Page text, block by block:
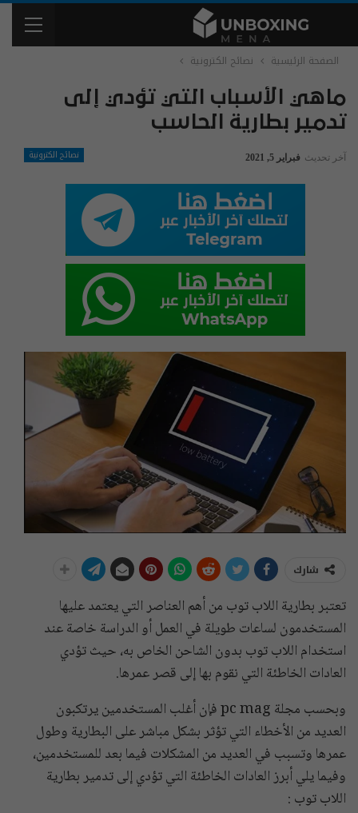
الصفحة الرئيسية نصائح الكترونية
ماهي الأسباب التي تؤدي إلى
تدمير بطارية الحاسب
نصائح الكترونية آخر تحديث فبراير 5, 2021
شارك
تعتبر بطارية اللاب توب من أهم العناصر التي يعتمد عليها
المستخدمون لساعات طويلة في العمل أو الدراسة خاصة عند
استخدام اللاب توب بدون الشاحن الخاص به، حيث تؤدي
العادات الخاطئة التي نقوم بها إلى قصر عمرها.
وبحسب مجلة pc mag فإن أغلب المستخدمين يرتكبون
العديد من الأخطاء التي تؤثر بشكل مباشر على البطارية وطول
عمرها وتسبب في العديد من المشكلات فيما بعد للمستخدمين،
وفيما يلي أبرز العادات الخاطئة التي تؤدي إلى تدمير بطارية
اللاب توب :